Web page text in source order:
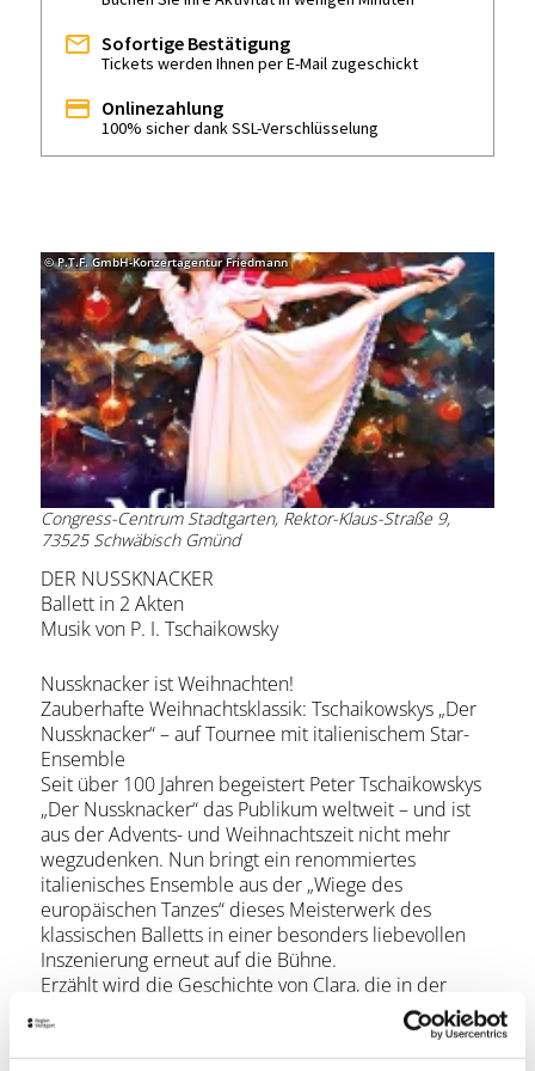
© P.T.F. GmbH-Konzertagentur Friedmann
Congress-Centrum Stadtgarten, Rektor-Klaus-Straße 9,
73525 Schwäbisch Gmünd
DER NUSSKNACKER
Ballett in 2 Akten
Musik von P. I. Tschaikowsky
Nussknacker ist Weihnachten!
Zauberhafte Weihnachtsklassik: Tschaikowskys „Der
Nussknacker“ – auf Tournee mit italienischem Star-
Ensemble
Seit über 100 Jahren begeistert Peter Tschaikowskys
„Der Nussknacker“ das Publikum weltweit – und ist
aus der Advents- und Weihnachtszeit nicht mehr
wegzudenken. Nun bringt ein renommiertes
italienisches Ensemble aus der „Wiege des
europäischen Tanzes“ dieses Meisterwerk des
klassischen Balletts in einer besonders liebevollen
Inszenierung erneut auf die Bühne.
Erzählt wird die Geschichte von Clara, die in der
magischen Nacht des Weihnachtsfestes eine
wundersame Reise in eine Welt voller Fantasie,
Abenteuer und Romantik erlebt – mit lebendig
Sofortige Bestätigung
Tickets werden Ihnen per E-Mail zugeschickt
Onlinezahlung
100% sicher dank SSL-Verschlüsselung